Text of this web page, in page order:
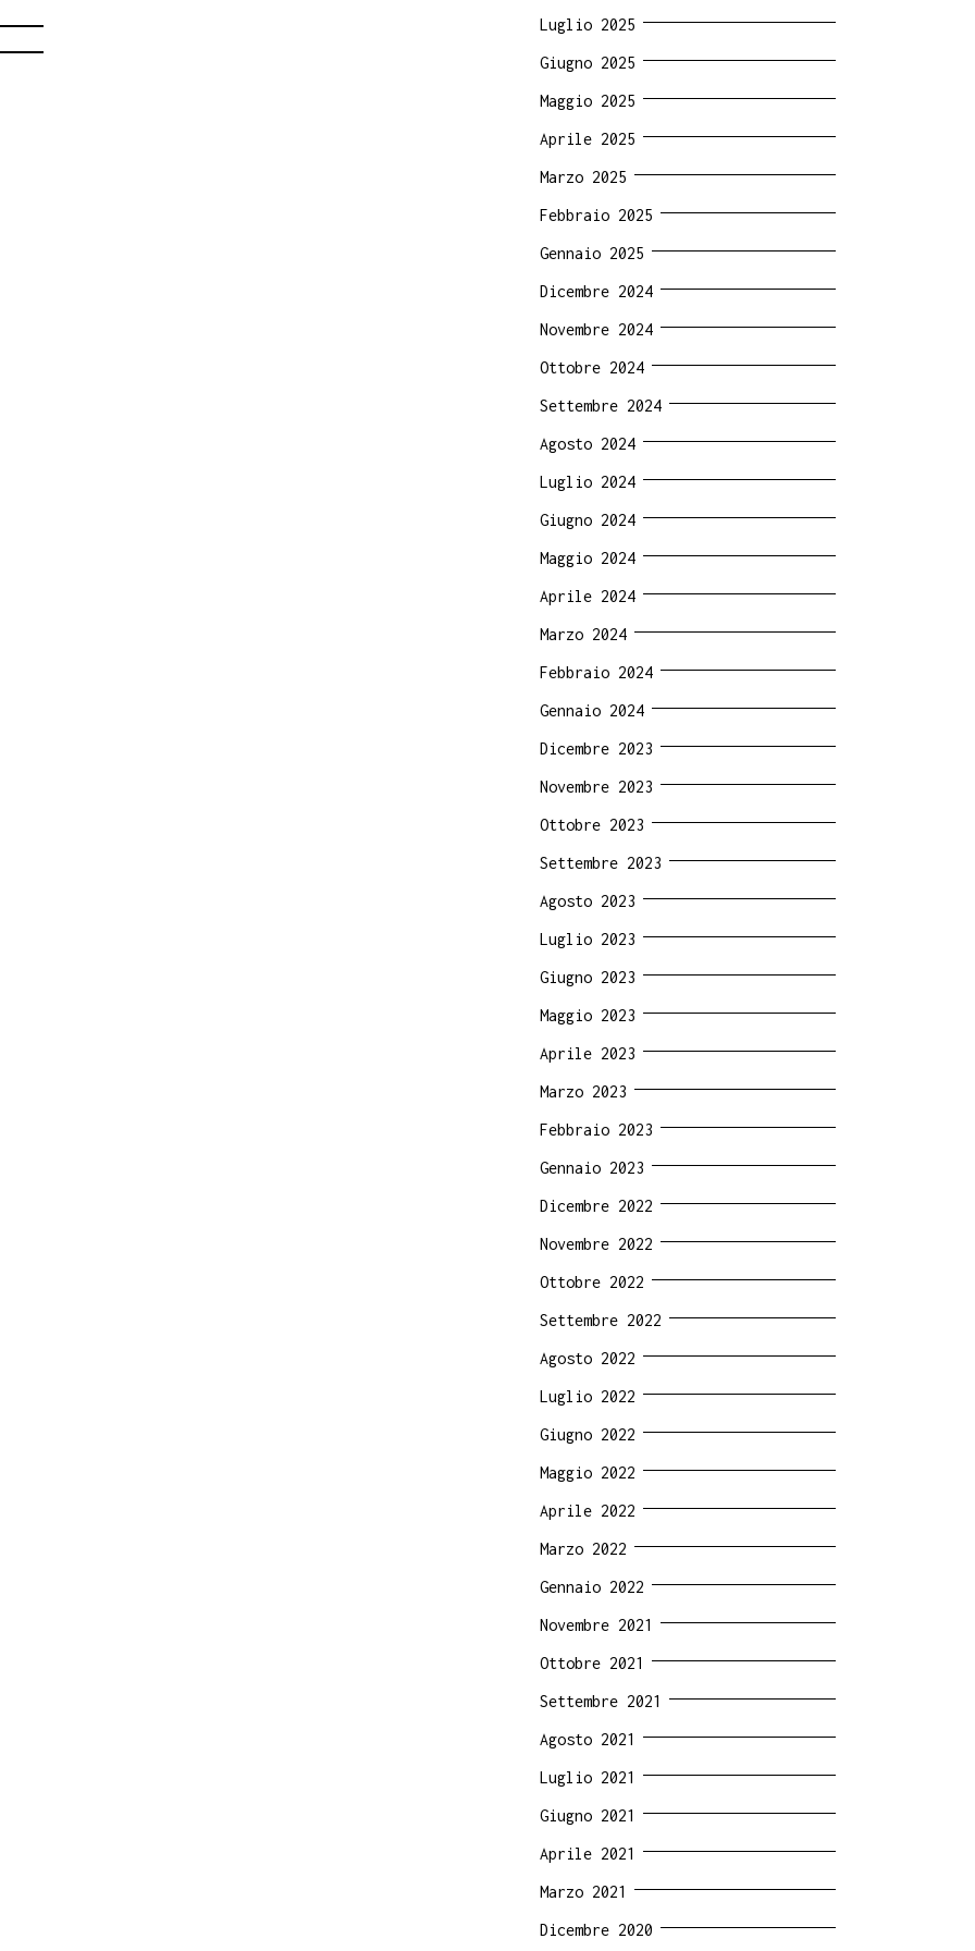
Luglio 2025
Giugno 2025
Maggio 2025
Aprile 2025
Marzo 2025
Febbraio 2025
Gennaio 2025
Dicembre 2024
Novembre 2024
Ottobre 2024
Settembre 2024
Agosto 2024
Luglio 2024
Giugno 2024
Maggio 2024
Aprile 2024
Marzo 2024
Febbraio 2024
Gennaio 2024
Dicembre 2023
Novembre 2023
Ottobre 2023
Settembre 2023
Agosto 2023
Luglio 2023
Giugno 2023
Maggio 2023
Aprile 2023
Marzo 2023
Febbraio 2023
Gennaio 2023
Dicembre 2022
Novembre 2022
Ottobre 2022
Settembre 2022
Agosto 2022
Luglio 2022
Giugno 2022
Maggio 2022
Aprile 2022
Marzo 2022
Gennaio 2022
Novembre 2021
Ottobre 2021
Settembre 2021
Agosto 2021
Luglio 2021
Giugno 2021
Aprile 2021
Marzo 2021
Dicembre 2020